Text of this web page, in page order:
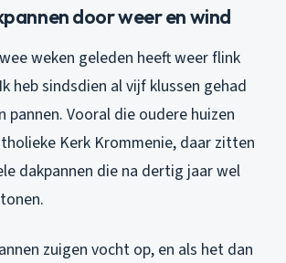
door weer en wind
weken geleden heeft weer flink
heb sindsdien al vijf klussen gehad
pannen. Vooral die oudere huizen
Kerk Krommenie, daar zitten
dakpannen die na dertig jaar wel
zuigen vocht op, en als het dan